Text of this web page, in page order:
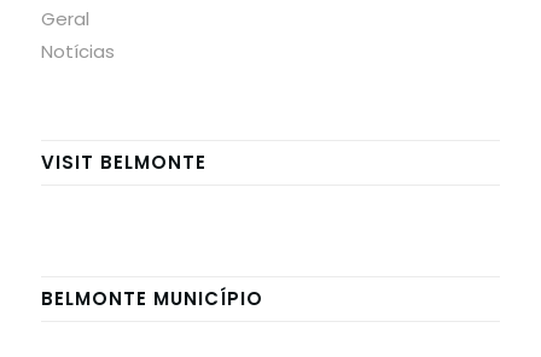
Geral
Notícias
VISIT BELMONTE
BELMONTE MUNICÍPIO